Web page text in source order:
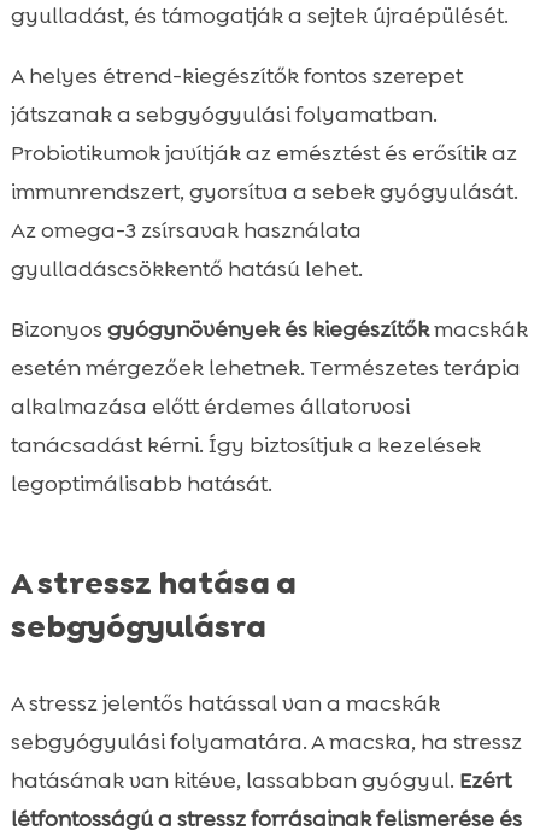
gyulladást, és támogatják a sejtek újraépülését.
A helyes étrend-kiegészítők fontos szerepet
játszanak a sebgyógyulási folyamatban.
Probiotikumok javítják az emésztést és erősítik az
immunrendszert, gyorsítva a sebek gyógyulását.
Az omega-3 zsírsavak használata
gyulladáscsökkentő hatású lehet.
Bizonyos gyógynövények és kiegészítőkmacskák
esetén mérgezőek lehetnek. Természetes terápia
alkalmazása előtt érdemes állatorvosi
tanácsadást kérni. Így biztosítjuk a kezelések
legoptimálisabb hatását.
A stressz hatása a
sebgyógyulásra
A stressz jelentős hatással van a macskák
sebgyógyulási folyamatára. A macska, ha stressz
hatásának van kitéve, lassabban gyógyul. Ezért
létfontosságú a stressz forrásainak felismerése és